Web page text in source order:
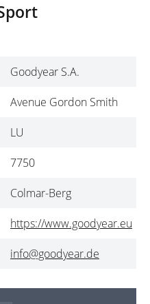
Goodyear S.A.
Avenue Gordon Smith
LU
7750
Colmar-Berg
https://www.goodyear.eu
info@goodyear.de